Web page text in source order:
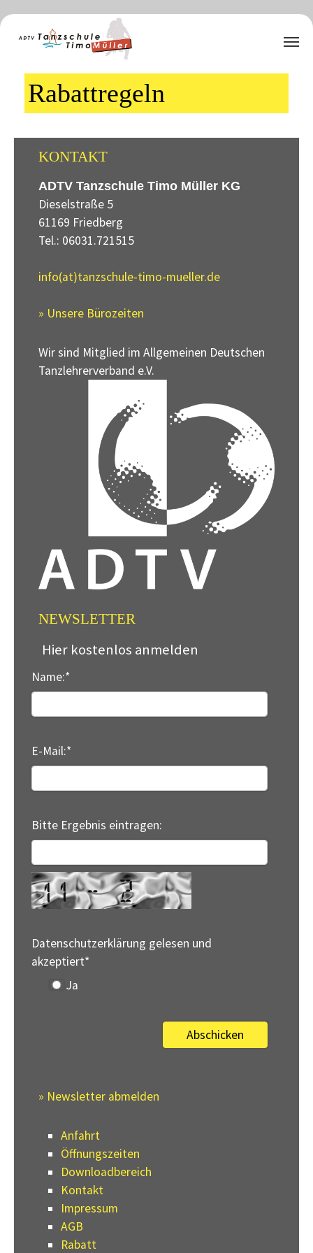
Zum Hauptinhalt springen
Rabattregeln
KONTAKT
ADTV Tanzschule Timo Müller KG
Dieselstraße 5
61169 Friedberg
Tel.: 06031.721515
info(at)tanzschule-timo-mueller.de
» Unsere Bürozeiten
Wir sind Mitglied im Allgemeinen Deutschen
Tanzlehrerverband e.V.
NEWSLETTER
Hier kostenlos anmelden
Name:*
E-Mail:*
Bitte Ergebnis eintragen:
Datenschutzerklärung gelesen und
akzeptiert*
Ja
» Newsletter abmelden
Anfahrt
Öffnungszeiten
Downloadbereich
Kontakt
Impressum
AGB
Rabatt